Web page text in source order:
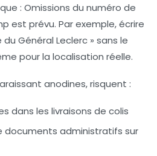
: Omissions du numéro de
est prévu. Par exemple, écrire
Général Leclerc » sans le
pour la localisation réelle.
anodines, risquent :
dans les livraisons de colis
documents administratifs sur